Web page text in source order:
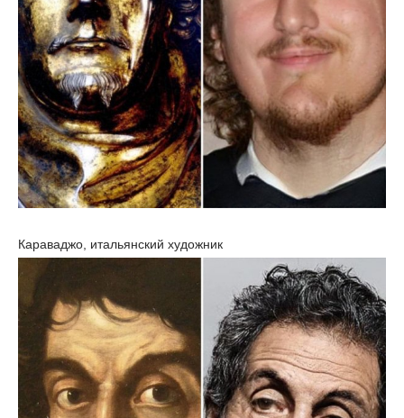
Караваджо, итальянский художник